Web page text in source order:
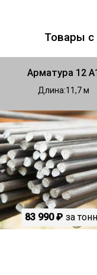
Товары с
Арматура 12
Длина 11,7
83 990 ₽ за